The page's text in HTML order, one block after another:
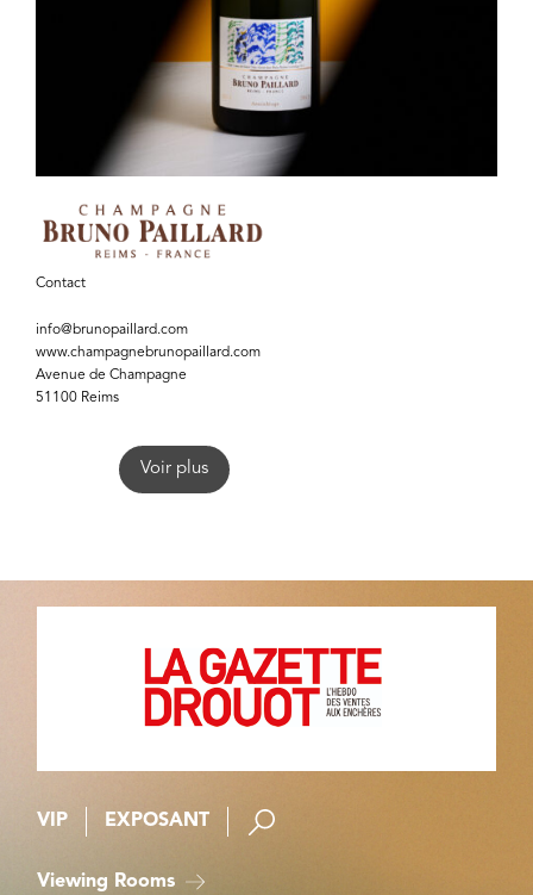
Contact
info@brunopaillard.com
www.champagnebrunopaillard.com
Avenue de Champagne
51100 Reims
Voir plus
VIP EXPOSANT
Viewing Rooms